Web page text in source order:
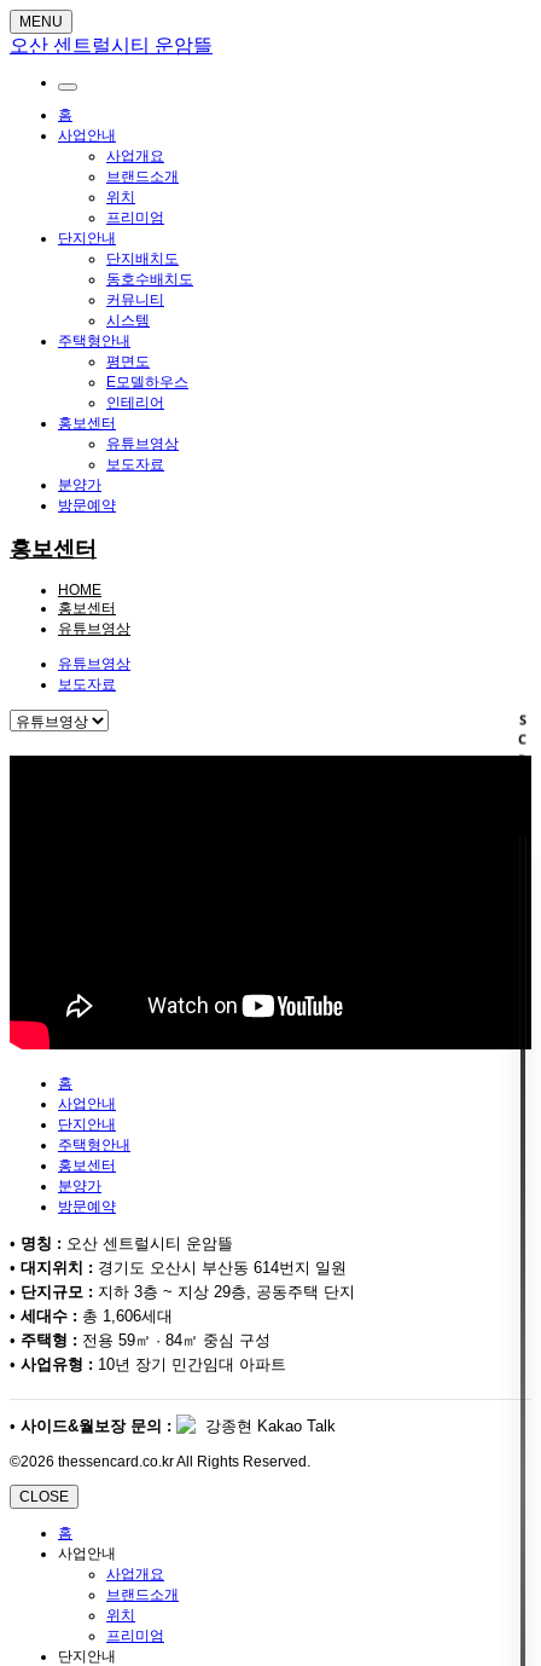
MENU
오산 센트럴시티 운암뜰
홈
사업안내
사업개요
브랜드소개
위치
프리미엄
단지안내
단지배치도
동호수배치도
커뮤니티
시스템
주택형안내
평면도
E모델하우스
인테리어
홍보센터
유튜브영상
보도자료
분양가
방문예약
홍보센터
HOME
홍보센터
유튜브영상
유튜브영상
보도자료
홈
사업안내
단지안내
주택형안내
홍보센터
분양가
방문예약
• 명칭 : 오산 센트럴시티 운암뜰
• 대지위치 : 경기도 오산시 부산동 614번지 일원
• 단지규모 : 지하 3층 ~ 지상 29층, 공동주택 단지
• 세대수 : 총 1,606세대
• 주택형 : 전용 59㎡ · 84㎡ 중심 구성
• 사업유형 : 10년 장기 민간임대 아파트
• 사이드&월보장 문의 : 강종현 Kakao Talk
©2026 thessencard.co.kr All Rights Reserved.
CLOSE
홈
사업안내
사업개요
브랜드소개
위치
프리미엄
단지안내
SCROOL